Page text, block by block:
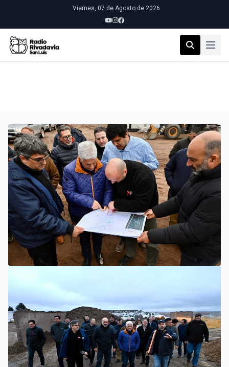
Viernes, 07 de Agosto de 2026
POGGI: “HEMOS ABIERTO TODOS LOS CANALES PARA LA
ARTICULACIÓN DE LOS SECTORES PÚBLICO Y PRIVADO”